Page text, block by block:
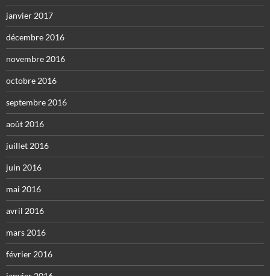
janvier 2017
décembre 2016
novembre 2016
octobre 2016
septembre 2016
août 2016
juillet 2016
juin 2016
mai 2016
avril 2016
mars 2016
février 2016